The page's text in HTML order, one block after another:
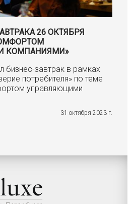
26 ОКТЯБРЯ
КОМПАНИЯМИ»
бизнес-завтрак в рамках
потребителя» по теме
управляющими
31 октября 2023 г.